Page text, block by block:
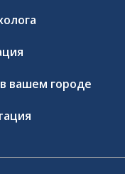
вашем городе